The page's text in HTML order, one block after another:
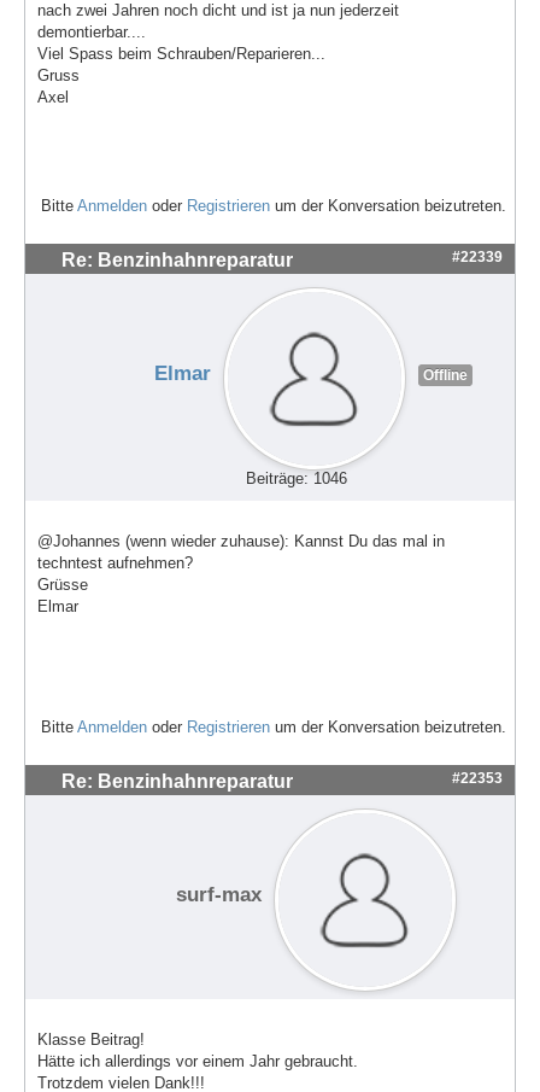
nach zwei Jahren noch dicht und ist ja nun jederzeit
demontierbar....
Viel Spass beim Schrauben/Reparieren...
Gruss
Axel
Bitte Anmelden oder Registrieren um der Konversation beizutreten.
Re: Benzinhahnreparatur #22339
Elmar Offline
Beiträge: 1046
@Johannes (wenn wieder zuhause): Kannst Du das mal in
techntest aufnehmen?
Grüsse
Elmar
Bitte Anmelden oder Registrieren um der Konversation beizutreten.
Re: Benzinhahnreparatur #22353
surf-max
Klasse Beitrag!
Hätte ich allerdings vor einem Jahr gebraucht.
Trotzdem vielen Dank!!!